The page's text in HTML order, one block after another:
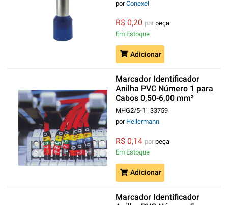
porConexel
R$ 0,20 por peça
Em Estoque
Adicionar
Marcador Identificador
Anilha PVC Número 1 para
Cabos 0,50-6,00 mm²
Amarelo MHG2/5
MHG2/5-1 | 33759
por Hellermann
R$ 0,14 por peça
Em Estoque
Adicionar
Marcador Identificador